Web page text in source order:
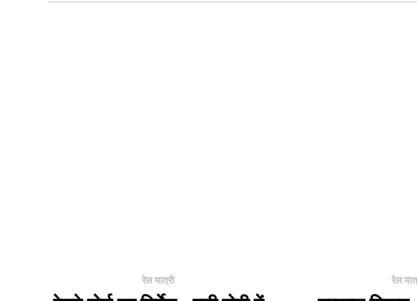
रेल यात्री रेल